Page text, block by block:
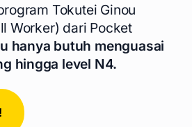
Tokutei Ginou
Worker) dari Pocket
hanya butuh menguasai
hingga level N4.